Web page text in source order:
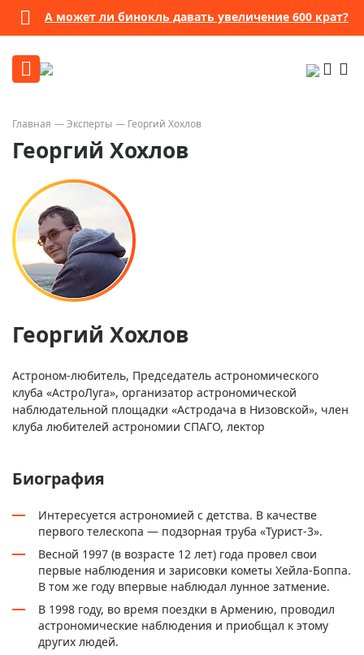
А может ли бинокль давать увеличение 600 крат?
Главная Эксперты Георгий Хохлов
Георгий Хохлов
Георгий Хохлов
Астроном-любитель, Председатель астрономического
клуба «АстроЛуга», организатор астрономической
наблюдательной площадки «Астродача в Низовской», член
клуба любителей астрономии СПАГО, лектор
Биография
Интересуется астрономией с детства. В качестве
первого телескопа — подзорная труба «Турист-3».
Весной 1997 (в возрасте 12 лет) года провел свои
первые наблюдения и зарисовки кометы Хейла-Боппа.
В том же году впервые наблюдал лунное затмение.
В 1998 году, во время поездки в Армению, проводил
астрономические наблюдения и приобщал к этому
других людей.